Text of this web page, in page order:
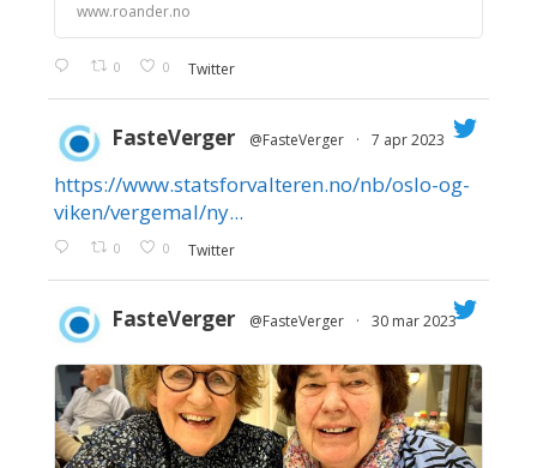
www.roander.no
0 0 Twitter
;
FasteVerger @FasteVerger · 7 apr 2023
https://www.statsforvalteren.no/nb/oslo-og-
viken/vergemal/ny...
0 0 Twitter
;
FasteVerger @FasteVerger · 30 mar 2023